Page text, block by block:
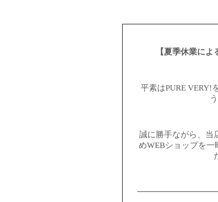
【夏季休業に
平素はPURE VERY!
誠に勝手ながら、当
めWEBショップを